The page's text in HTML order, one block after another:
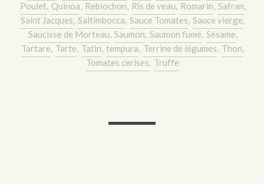
Poulet, Quinoa, Reblochon, Ris de veau, Romarin, Safran,
Saint Jacques, Saltimbocca, Sauce Tomates, Sauce vierge,
Saucisse de Morteau, Saumon, Saumon fumé, Sésame,
Tartare, Tarte, Tatin, tempura, Terrine de légumes, Thon,
Tomates cerises, Truffe